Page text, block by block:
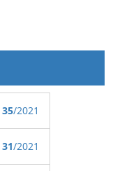
35/2021
31/2021